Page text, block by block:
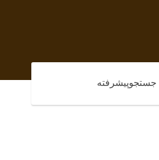
جستجوپیشرفته